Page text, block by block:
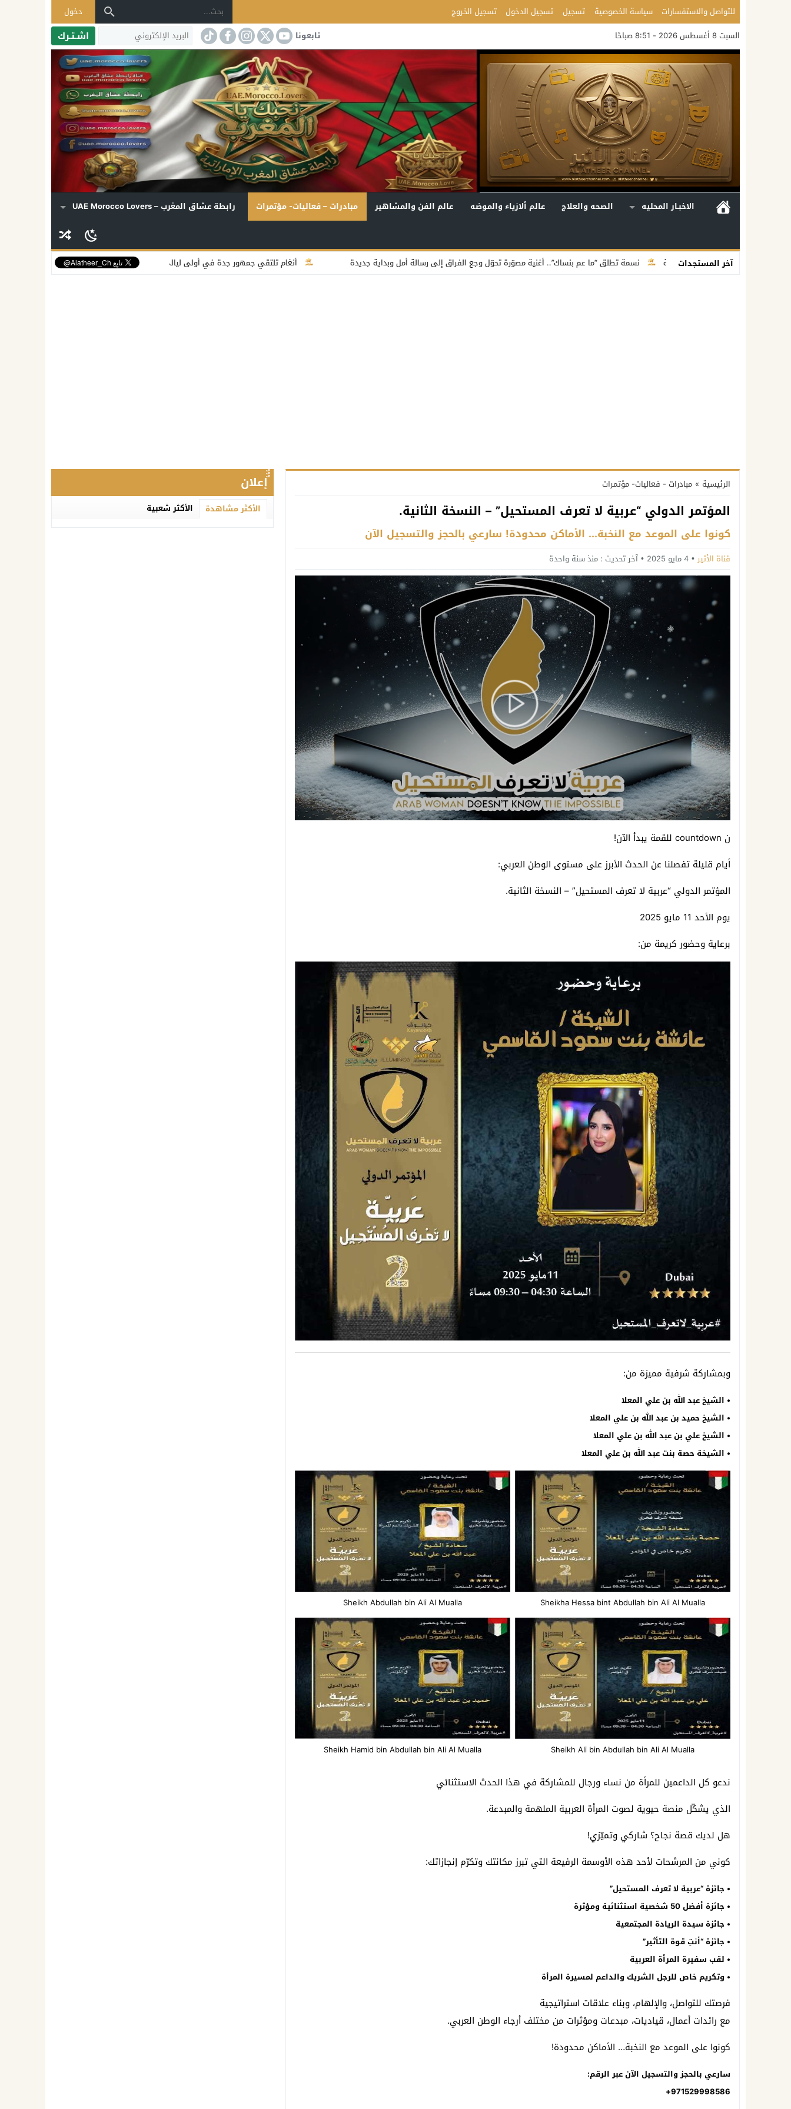
للتواصل والاستفسارات سياسة الخصوصية تسجيل تسجيل الدخول تسجيل الخروج
دخول
السبت 8 أغسطس 2026 - 8:51 صباحًا
تابعونا اشـتـرك
الاخبـار المحليه الصحه والعلاج عالم ألازياء والموضه عالم الفن والمشاهير مبادرات – فعاليات- مؤتمرات رابطة عشاق المغرب – UAE Morocco Lovers
آخر المستجدات أنغام تلتقي جمهور جدة في أولى ليالي «دي روحي» إليسا تكشف موعد ألبومها الجديد وتفتح قلبها لملفات نسمة تطلق “ما عم بنساك”.. أغنية مصوّرة تحوّل وجع الفراق إلى رسالة أمل وبداية جديدة
الرئيسية » مبادرات - فعاليات- مؤتمرات
المؤتمر الدولي “عربية لا تعرف المستحيل” – النسخة الثانية.
كونوا على الموعد مع النخبة... الأماكن محدودة! سارعي بالحجز والتسجيل الآن
قناة الأثير 4 مايو 2025 آخر تحديث : منذ سنة واحدة
ن countdown للقمة يبدأ الآن!
أيام قليلة تفصلنا عن الحدث الأبرز على مستوى الوطن العربي:
المؤتمر الدولي “عربية لا تعرف المستحيل” – النسخة الثانية.
يوم الأحد 11 مايو 2025
برعاية وحضور كريمة من:
وبمشاركة شرفية مميزة من:
• الشيخ عبد الله بن علي المعلا
• الشيخ حميد بن عبد الله بن علي المعلا
• الشيخ علي بن عبد الله بن علي المعلا
• الشيخة حصة بنت عبد الله بن علي المعلا
Sheikha Hessa bint Abdullah bin Ali Al Mualla
Sheikh Abdullah bin Ali Al Mualla
Sheikh Ali bin Abdullah bin Ali Al Mualla
Sheikh Hamid bin Abdullah bin Ali Al Mualla
ندعو كل الداعمين للمرأة من نساء ورجال للمشاركة في هذا الحدث الاستثنائي
الذي يشكّل منصة حيوية لصوت المرأة العربية الملهمة والمبدعة.
هل لديك قصة نجاح؟ شاركي وتميّزي!
كوني من المرشحات لأحد هذه الأوسمة الرفيعة التي تبرز مكانتك وتكرّم إنجازاتك:
• جائزة “عربية لا تعرف المستحيل”
• جائزة أفضل 50 شخصية استثنائية ومؤثرة
• جائزة سيدة الريادة المجتمعية
• جائزة “أنتِ قوة التأثير”
• لقب سفيرة المرأة العربية
• وتكريم خاص للرجل الشريك والداعم لمسيرة المرأة
فرصتك للتواصل، والإلهام، وبناء علاقات استراتيجية
مع رائدات أعمال، قياديات، مبدعات ومؤثرات من مختلف أرجاء الوطن العربي.
كونوا على الموعد مع النخبة… الأماكن محدودة!
سارعي بالحجز والتسجيل الآن عبر الرقم:
971529998586+
ٌٌٌإعلان
الأكثر مشاهدة الأكثر شعبية